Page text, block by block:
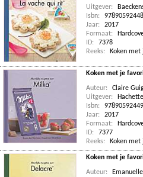
Uitgever:
Isbn:
Jaar:
2017
Formaat:
ID:
7378
Reeks:
Koken
Koken met je
Auteur:
Claire
Uitgever:
Isbn:
Jaar:
2017
Formaat:
ID:
7377
Reeks:
Koken
Koken met je
Auteur: